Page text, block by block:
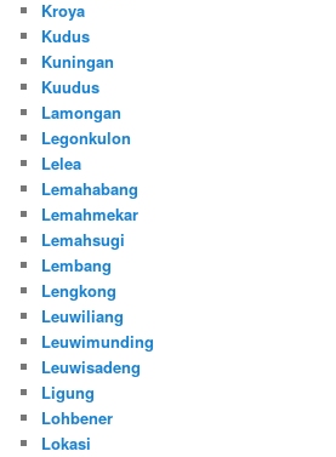
Kroya
Kudus
Kuningan
Kuudus
Lamongan
Legonkulon
Lelea
Lemahabang
Lemahmekar
Lemahsugi
Lembang
Lengkong
Leuwiliang
Leuwimunding
Leuwisadeng
Ligung
Lohbener
Lokasi